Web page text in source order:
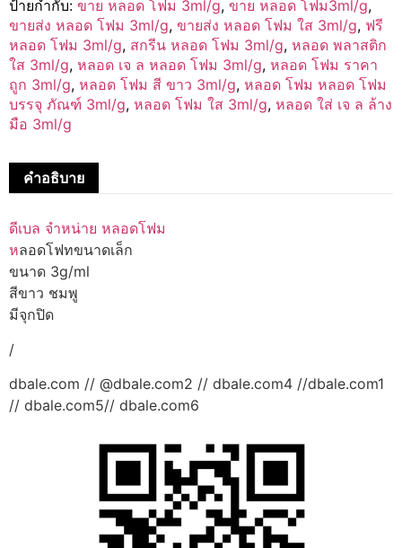
ป้ายกำกับ: ขาย หลอด โฟม 3ml/g, ขาย หลอด โฟม3ml/g,
ขายส่ง หลอด โฟม 3ml/g, ขายส่ง หลอด โฟม ใส 3ml/g, ฟรี
หลอด โฟม 3ml/g, สกรีน หลอด โฟม 3ml/g, หลอด พลาสติก
ใส 3ml/g, หลอด เจ ล หลอด โฟม 3ml/g, หลอด โฟม ราคา
ถูก 3ml/g, หลอด โฟม สี ขาว 3ml/g, หลอด โฟม หลอด โฟม
บรรจุ ภัณฑ์ 3ml/g, หลอด โฟม ใส 3ml/g, หลอด ใส่ เจ ล ล้าง
มือ 3ml/g
คำอธิบาย
ดีเบล จำหน่าย หลอดโฟม
หลอดโฟทขนาดเล็ก
ขนาด 3g/ml
สีขาว ชมพู
มีจุกปิด
/
dbale.com // @dbale.com2 // dbale.com4 //dbale.com1
// dbale.com5// dbale.com6